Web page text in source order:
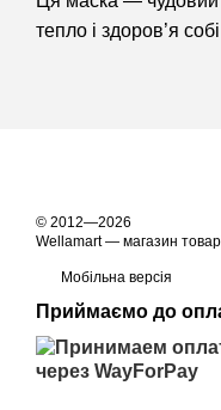
тепло і здоров’я
© 2012—2026
Wellamart — магазин
Мобільна версія
Приймаємо до